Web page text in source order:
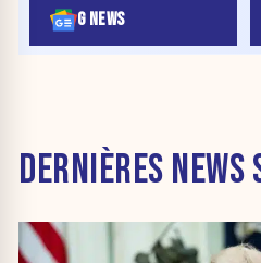
G NEWS
DERNIÈRES NEWS